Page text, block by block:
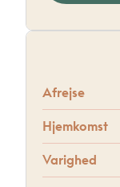
Afrejse
Hjemkomst
Varighed